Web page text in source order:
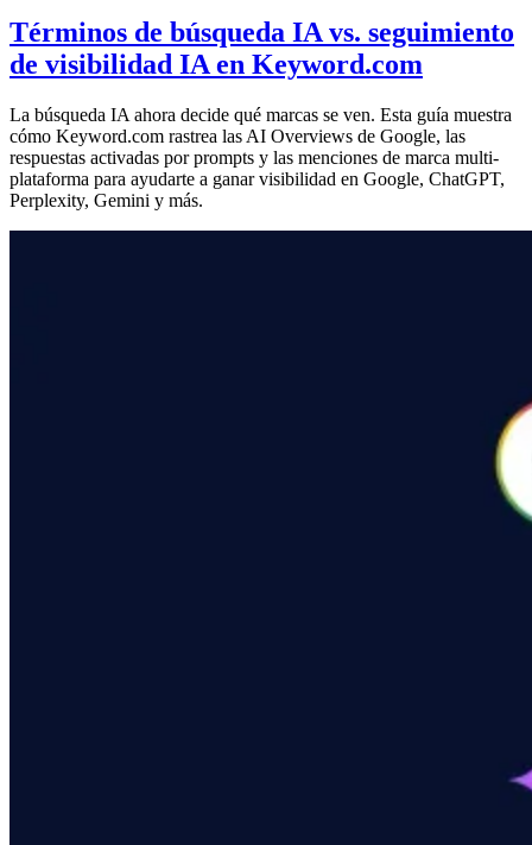
Términos de búsqueda IA vs. seguimiento
de visibilidad IA en Keyword.com
La búsqueda IA ahora decide qué marcas se ven. Esta guía muestra
cómo Keyword.com rastrea las AI Overviews de Google, las
respuestas activadas por prompts y las menciones de marca multi-
plataforma para ayudarte a ganar visibilidad en Google, ChatGPT,
Perplexity, Gemini y más.